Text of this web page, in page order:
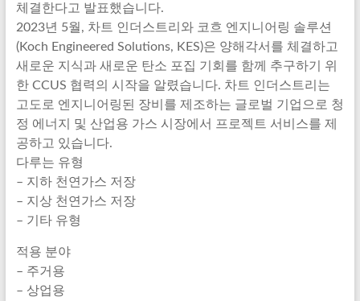
체결한다고 발표했습니다.
2023년 5월, 차트 인더스트리와 코흐 엔지니어링 솔루션
(Koch Engineered Solutions, KES)은 양해각서를 체결하고
새로운 지식과 새로운 탄소 포집 기회를 함께 추구하기 위
한 CCUS 협력의 시작을 알렸습니다. 차트 인더스트리는
고도로 엔지니어링된 장비를 제조하는 글로벌 기업으로 청
정 에너지 및 산업용 가스 시장에서 프로젝트 서비스를 제
공하고 있습니다.
다루는 유형
– 지하 천연가스 저장
– 지상 천연가스 저장
– 기타 유형
적용 분야
– 주거용
– 상업용